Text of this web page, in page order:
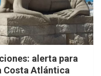
alerta para
Costa Atlántica